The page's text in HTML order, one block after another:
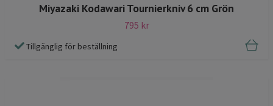
Miyazaki Kodawari Tournierkniv 6 cm Grön
795 kr
Tillgänglig för beställning